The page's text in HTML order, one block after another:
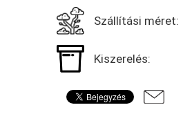
Szállítási méret:
Kiszerelés: